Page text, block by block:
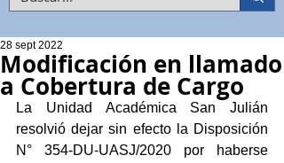
Modificación en llamado
a Cobertura de Cargo
28 sept 2022
La Unidad Académica San Julián
resolvió dejar sin efecto la Disposición
N° 354-DU-UASJ/2020 por haberse